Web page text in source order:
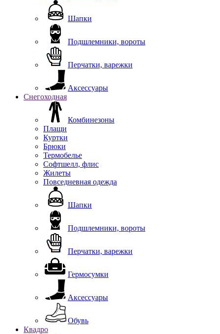
Шапки
Подшлемники, вороты
Перчатки, варежки
Аксессуары
Снегоходная
Комбинезоны
Плащи
Куртки
Брюки
Термобелье
Софтшелл, флис
Жилеты
Повседневная одежда
Шапки
Подшлемники, вороты
Перчатки, варежки
Гермосумки
Аксессуары
Обувь
Квадро